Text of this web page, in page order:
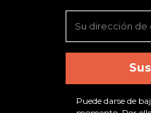
Puede darse de